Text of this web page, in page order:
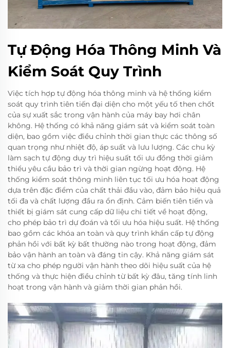
Tự Động Hóa Thông Minh Và
Kiểm Soát Quy Trình
Việc tích hợp tự động hóa thông minh và hệ thống kiểm
soát quy trình tiên tiến đại diện cho một yếu tố then chốt
của sự xuất sắc trong vận hành của máy bay hơi chân
không. Hệ thống có khả năng giám sát và kiểm soát toàn
diện, bao gồm việc điều chỉnh thời gian thực các thông số
quan trọng như nhiệt độ, áp suất và lưu lượng. Các chu kỳ
làm sạch tự động duy trì hiệu suất tối ưu đồng thời giảm
thiểu yêu cầu bảo trì và thời gian ngừng hoạt động. Hệ
thống kiểm soát thông minh liên tục tối ưu hóa hoạt động
dựa trên đặc điểm của chất thải đầu vào, đảm bảo hiệu quả
tối đa và chất lượng đầu ra ổn định. Cảm biến tiên tiến và
thiết bị giám sát cung cấp dữ liệu chi tiết về hoạt động,
cho phép bảo trì dự đoán và tối ưu hóa hiệu suất. Hệ thống
bao gồm các khóa an toàn và quy trình khẩn cấp tự động
phản hồi với bất kỳ bất thường nào trong hoạt động, đảm
bảo vận hành an toàn và đáng tin cậy. Khả năng giám sát
từ xa cho phép người vận hành theo dõi hiệu suất của hệ
thống và thực hiện điều chỉnh từ bất kỳ đâu, tăng tính linh
hoạt trong vận hành và giảm thời gian phản hồi.